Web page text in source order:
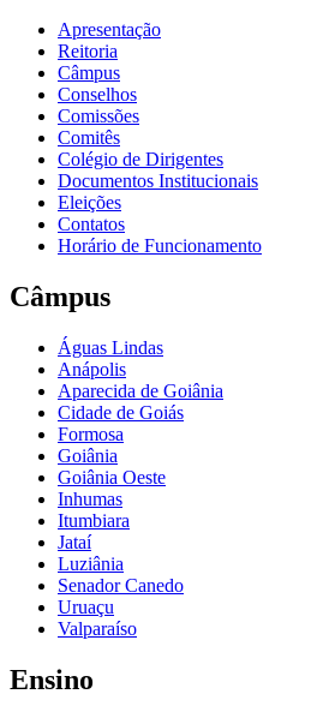
Apresentação
Reitoria
Câmpus
Conselhos
Comissões
Comitês
Colégio de Dirigentes
Documentos Institucionais
Eleições
Contatos
Horário de Funcionamento
Câmpus
Águas Lindas
Anápolis
Aparecida de Goiânia
Cidade de Goiás
Formosa
Goiânia
Goiânia Oeste
Inhumas
Itumbiara
Jataí
Luziânia
Senador Canedo
Uruaçu
Valparaíso
Ensino